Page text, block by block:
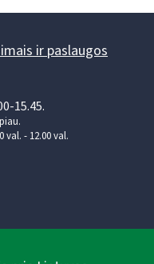
ir paslaugos
15.45.
- 12.00 val.